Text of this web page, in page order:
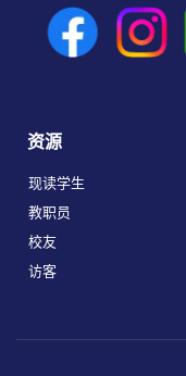
资源
现读学生
教职员
校友
访客